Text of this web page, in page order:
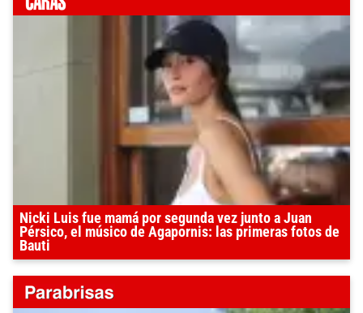
Nicki Luis fue mamá por segunda vez junto a Juan
Pérsico, el músico de Agapornis: las primeras fotos de
Bauti